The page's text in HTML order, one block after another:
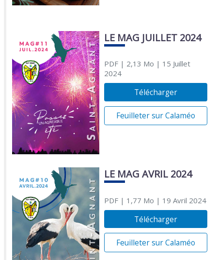
LE MAG JUILLET 2024
PDF| 2,13 Mo | 15 Juillet
2024
Télécharger
Feuilleter sur Calaméo
LE MAG AVRIL 2024
PDF| 1,77 Mo | 19 Avril 2024
Télécharger
Feuilleter sur Calaméo